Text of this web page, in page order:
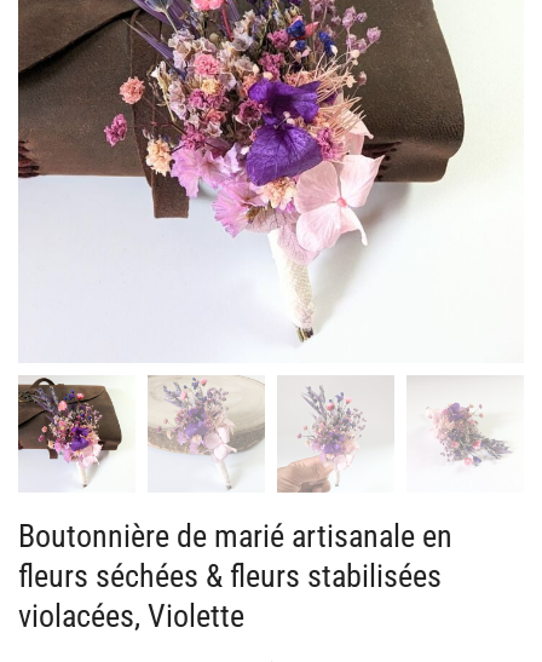
Boutonnière de marié artisanale en
fleurs séchées & fleurs stabilisées
violacées, Violette